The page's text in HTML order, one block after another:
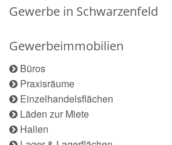
Gewerbe in Schwarzenfeld
Gewerbeimmobilien
Büros
Praxisräume
Einzelhandelsflächen
Läden zur Miete
Hallen